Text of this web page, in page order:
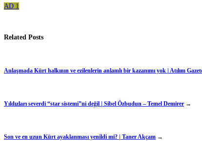
AD 1
Related Posts
Anlaşmada Kürt halkının ve ezilenlerin anlamlı bir kazanımı yok | Atılım
Yıldızları severdi “star sistemi”ni değil | Sibel Özbudun – Temel Demirer →
Son ve en uzun Kürt ayaklanması yenildi mi? | Taner Akçam →